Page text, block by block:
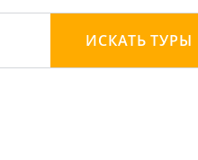
ИСКАТЬ ТУРЫ